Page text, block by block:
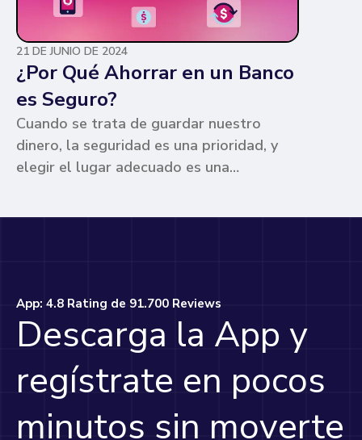
21 DE JUNIO DE 2024
¿Por Qué Ahorrar en un Banco
es Seguro?
Cuando se trata de guardar nuestro
dinero, la seguridad es una prioridad, y
elegir el lugar adecuado es una
App: 4.8 Rating de 91.700 Reviews
Descarga la App y
regístrate en pocos
minutos sin moverte